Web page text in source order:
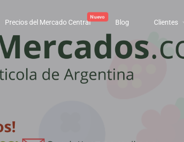
Precios del Mercado Central Blog Clientes